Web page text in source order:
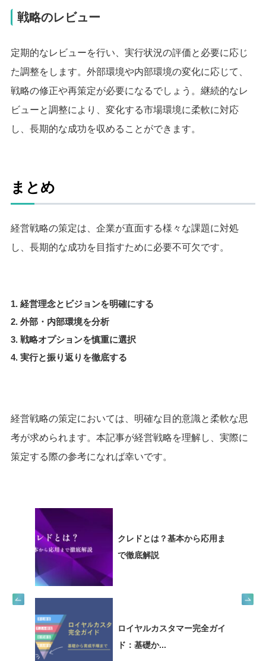
戦略のレビュー
定期的なレビューを行い、実行状況の評価と必要に応じ
た調整をします。外部環境や内部環境の変化に応じて、
戦略の修正や再策定が必要になるでしょう。継続的なレ
ビューと調整により、変化する市場環境に柔軟に対応
し、長期的な成功を収めることができます。
まとめ
経営戦略の策定は、企業が直面する様々な課題に対処
し、長期的な成功を目指すために必要不可欠です。
経営理念とビジョンを明確にする
外部・内部環境を分析
戦略オプションを慎重に選択
実行と振り返りを徹底する
経営戦略の策定においては、明確な目的意識と柔軟な思
考が求められます。本記事が経営戦略を理解し、実際に
策定する際の参考になれば幸いです。
クレドとは？基本から応用ま
で徹底解説
ロイヤルカスタマー完全ガイ
ド：基礎か...